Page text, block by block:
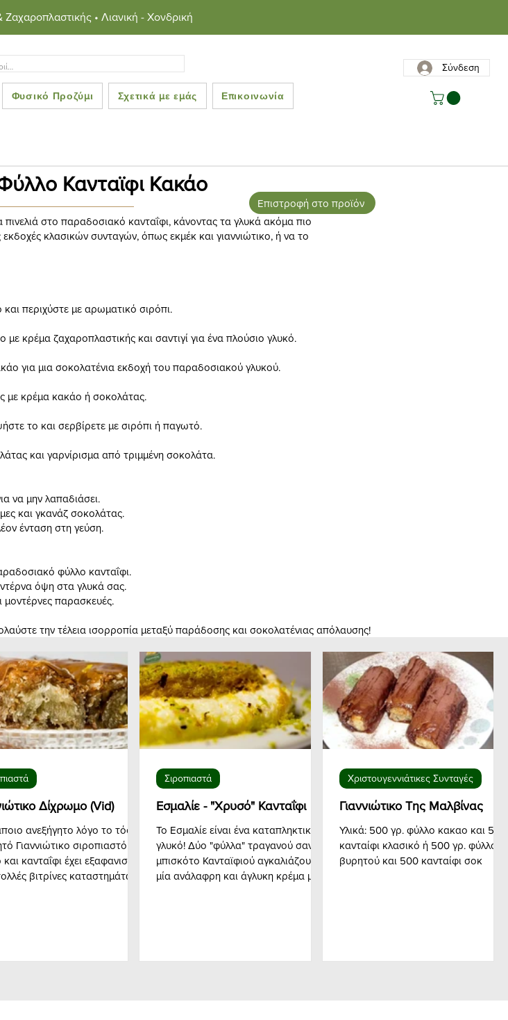
Ζαχαροπλαστικής • Λιανική - Χονδρική
Φυσικό Προζύμι Σχετικά με εμάς Επικοινωνία
Σύνδεση
Κανταϊφι Κακάο
Επιστροφή στο προϊόν
στο παραδοσιακό κανταΐφι, κάνοντας τα γλυκά ακόμα πιο
κλασικών συνταγών, όπως εκμέκ και γιαννιώτικο, ή να το
περιχύστε με αρωματικό σιρόπι.
κρέμα ζαχαροπλαστικής και σαντιγί για ένα πλούσιο γλυκό.
για μια σοκολατένια εκδοχή του παραδοσιακού γλυκού.
με κρέμα κακάο ή σοκολάτας.
το και σερβίρετε με σιρόπι ή παγωτό.
και γαρνίρισμα από τριμμένη σοκολάτα.
να μην λαπαδιάσει.
και γκανάζ σοκολάτας.
ένταση στη γεύση.
φύλλο κανταΐφι.
όψη στα γλυκά σας.
μοντέρνες παρασκευές.
την τέλεια ισορροπία μεταξύ παράδοσης και σοκολατένιας απόλαυσης!
Δίχρωμο (Vid)
ανεξήγητο λόγο το τόσο
Γιαννιώτικο σιροπιαστό με
κανταΐφι έχει εξαφανιστεί
βιτρίνες καταστημάτων.
Εσμαλίε - "Χρυσό" Κανταΐφι
Το Εσμαλίε είναι ένα καταπληκτικό
γλυκό! Δύο "φύλλα" τραγανού σαν
μπισκότο Κανταϊφιού αγκαλιάζουν
μία ανάλαφρη και άγλυκη κρέμα με
Σιροπιαστά
Γιαννιώτικο Της Μαλβίνας
Υλικά: 500 γρ. φύλλο κακαο και 500
κανταίφι κλασικό ή 500 γρ. φύλλο
βυρητού και 500 κανταίφι σοκ
Χριστουγεννιάτικες Συνταγές